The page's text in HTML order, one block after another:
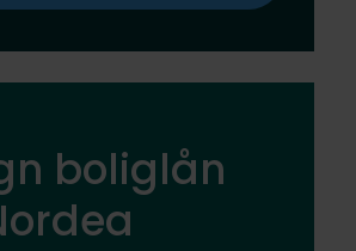
boliglån